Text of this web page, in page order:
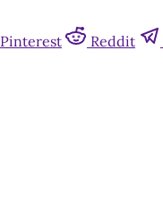
Pinterest Reddit